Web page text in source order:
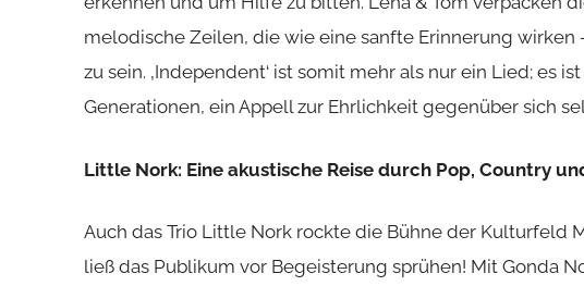
melodische Zeilen, die wie eine sanfte Erinnerung wirken
zu sein. ‚Independent‘ ist somit mehr als nur ein Lied; es
Generationen, ein Appell zur Ehrlichkeit gegenüber sich
Little Nork: Eine akustische Reise durch Pop, Country
Auch das Trio Little Nork rockte die Bühne der Kulturfeld
ließ das Publikum vor Begeisterung sprühen! Mit Gonda